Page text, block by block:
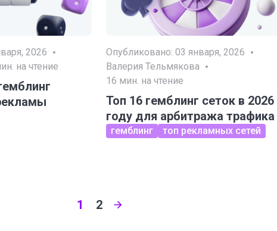
2026
на чтение
Опубликовано: 03 января, 2026
Валерия Тельмякова
16 мин. на чтение
Топ 16 гемблинг сеток в 2026
году для арбитража трафика
гемблинг топ рекламных сетей
1 2